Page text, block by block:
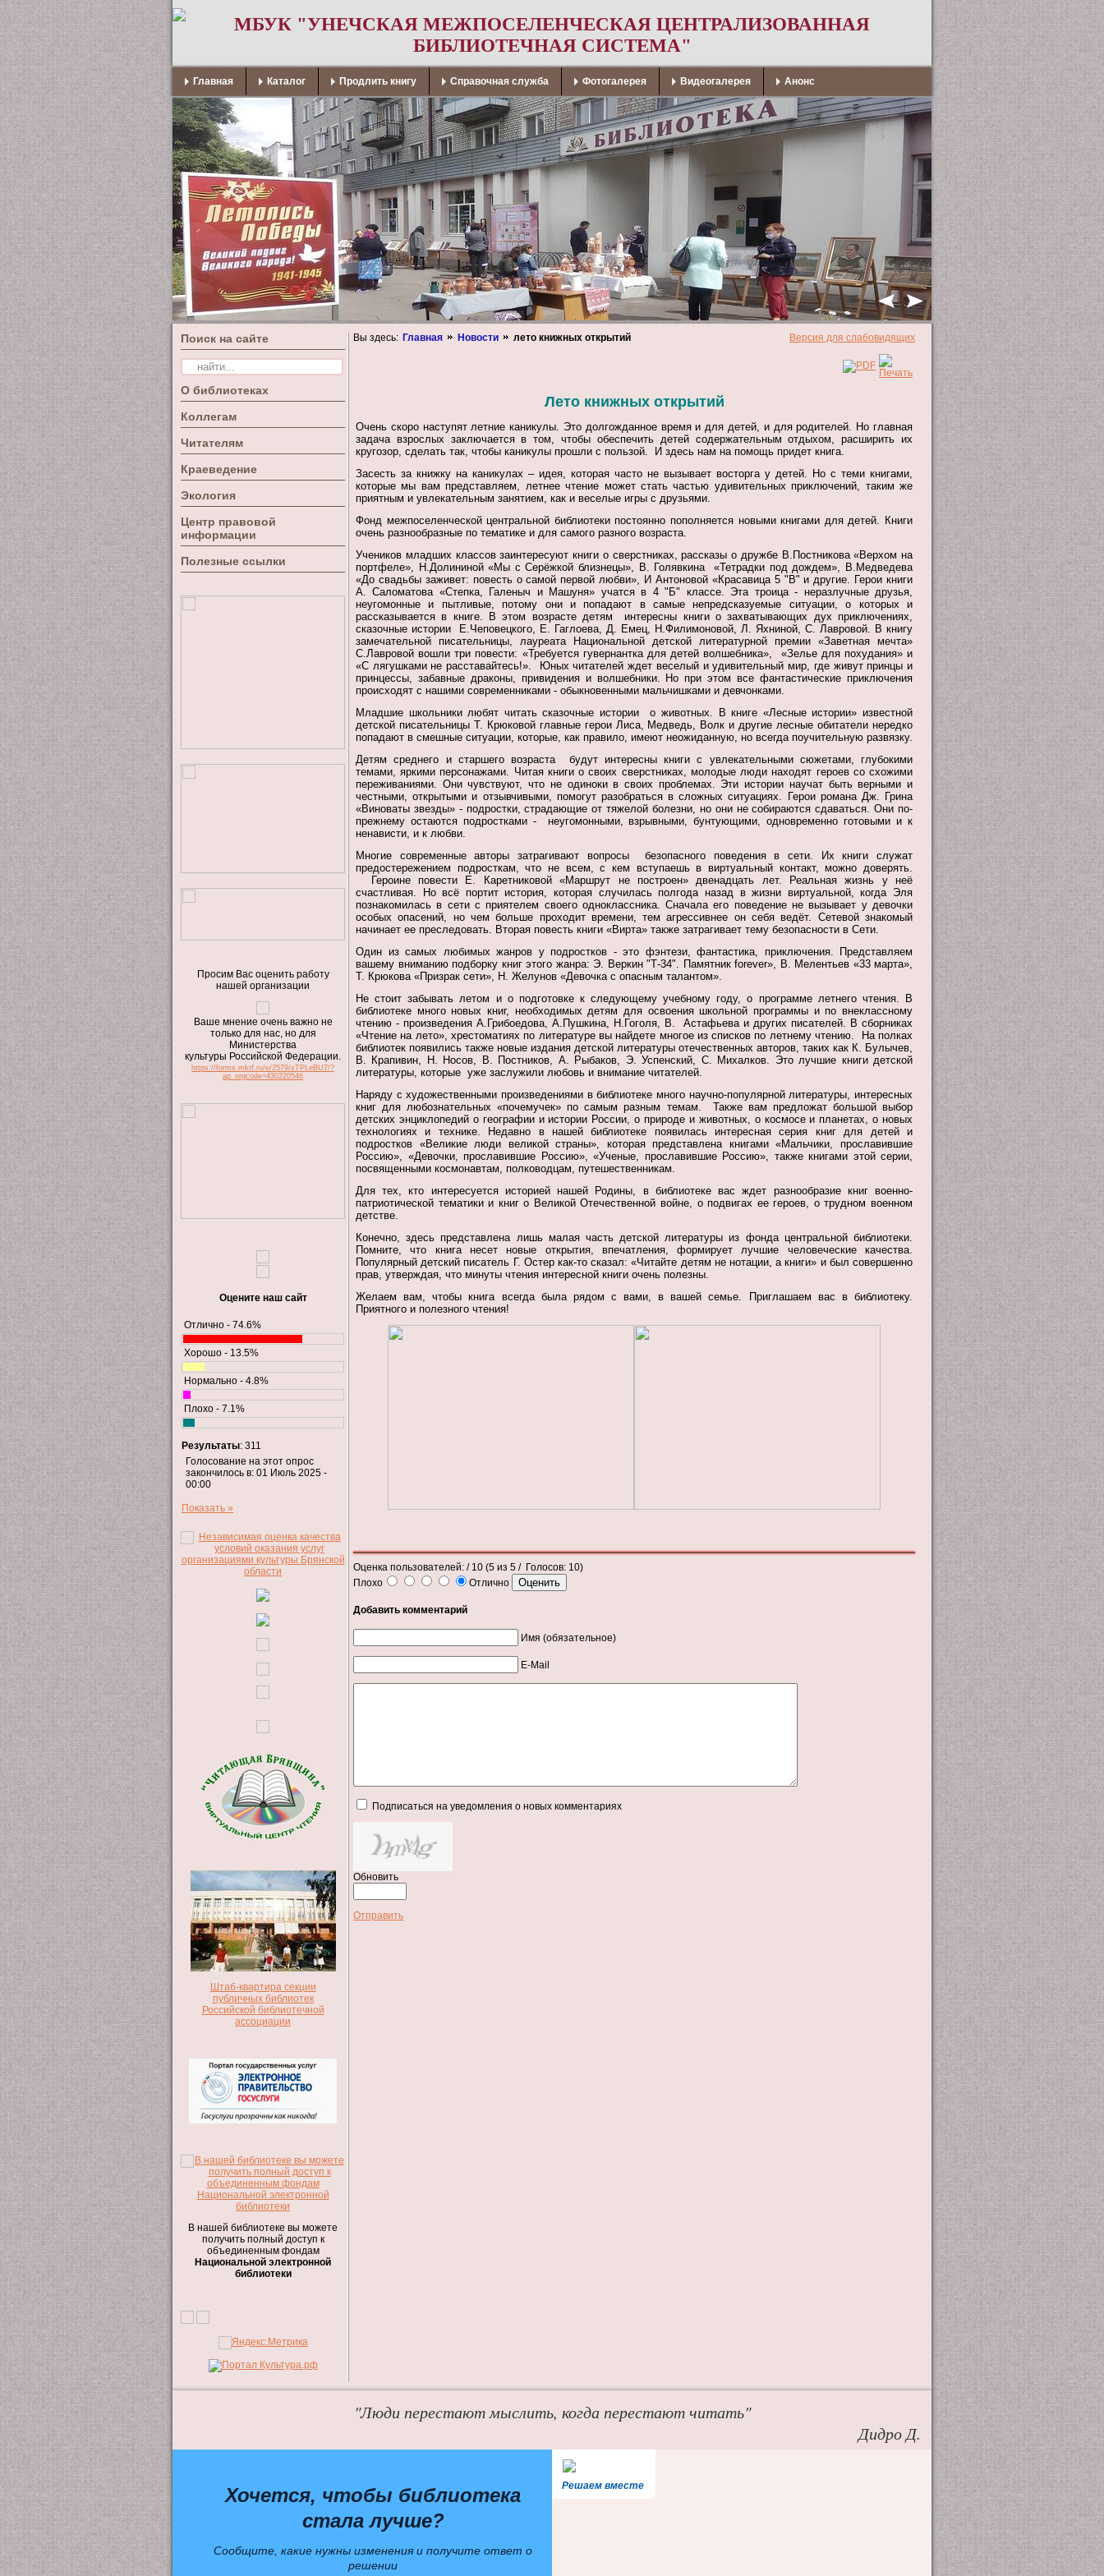
МБУК "УНЕЧСКАЯ МЕЖПОСЕЛЕНЧЕСКАЯ ЦЕНТРАЛИЗОВАННАЯ
БИБЛИОТЕЧНАЯ СИСТЕМА"
Главная Каталог Продлить книгу Справочная служба Фотогалерея Видеогалерея Анонс
Поиск на сайте
О библиотеках
Коллегам
Читателям
Краеведение
Экология
Центр правовой
информации
Полезные ссылки
Просим Вас оценить работу
нашей организации
Ваше мнение очень важно не
только для нас, но для
Министерства
культуры Российской Федерации.
https://forms.mkrf.ru/e/2579/xTPLeBU7/?
ap_orgcode=430220546
Оцените наш сайт
Отлично - 74.6%
Хорошо - 13.5%
Нормально - 4.8%
Плохо - 7.1%
Результаты: 311
Голосование на этот опрос
закончилось в: 01 Июль 2025 -
00:00
Показать »
Штаб-квартира секции
публичных библиотек
Российской библиотечной
ассоциации
В нашей библиотеке вы можете
получить полный доступ к
объединенным фондам
Национальной электронной
библиотеки
Вы здесь: Главная Новости лето книжных открытий Версия для слабовидящих
Лето книжных открытий
Очень скоро наступят летние каникулы. Это долгожданное время и для детей, и для родителей. Но главная
задача взрослых заключается в том, чтобы обеспечить детей содержательным отдыхом, расширить их
кругозор, сделать так, чтобы каникулы прошли с пользой. И здесь нам на помощь придет книга.
Засесть за книжку на каникулах – идея, которая часто не вызывает восторга у детей. Но с теми книгами,
которые мы вам представляем, летнее чтение может стать частью удивительных приключений, таким же
приятным и увлекательным занятием, как и веселые игры с друзьями.
Фонд межпоселенческой центральной библиотеки постоянно пополняется новыми книгами для детей. Книги
очень разнообразные по тематике и для самого разного возраста.
Учеников младших классов заинтересуют книги о сверстниках, рассказы о дружбе В.Постникова «Верхом на
портфеле», Н.Долининой «Мы с Серёжкой близнецы», В. Голявкина «Тетрадки под дождем», В.Медведева
«До свадьбы заживет: повесть о самой первой любви», И Антоновой «Красавица 5 "В" и другие. Герои книги
А. Саломатова «Степка, Галеныч и Машуня» учатся в 4 "Б" классе. Эта троица - неразлучные друзья,
неугомонные и пытливые, потому они и попадают в самые непредсказуемые ситуации, о которых и
рассказывается в книге. В этом возрасте детям интересны книги о захватывающих дух приключениях,
сказочные истории Е.Чеповецкого, Е. Гаглоева, Д. Емец, Н.Филимоновой, Л. Яхниной, С. Лавровой. В книгу
замечательной писательницы, лауреата Национальной детской литературной премии «Заветная мечта»
С.Лавровой вошли три повести: «Требуется гувернантка для детей волшебника», «Зелье для похудания» и
«С лягушками не расставайтесь!». Юных читателей ждет веселый и удивительный мир, где живут принцы и
принцессы, забавные драконы, привидения и волшебники. Но при этом все фантастические приключения
происходят с нашими современниками - обыкновенными мальчишками и девчонками.
Младшие школьники любят читать сказочные истории о животных. В книге «Лесные истории» известной
детской писательницы Т. Крюковой главные герои Лиса, Медведь, Волк и другие лесные обитатели нередко
попадают в смешные ситуации, которые, как правило, имеют неожиданную, но всегда поучительную развязку.
Детям среднего и старшего возраста будут интересны книги с увлекательными сюжетами, глубокими
темами, яркими персонажами. Читая книги о своих сверстниках, молодые люди находят героев со схожими
переживаниями. Они чувствуют, что не одиноки в своих проблемах. Эти истории научат быть верными и
честными, открытыми и отзывчивыми, помогут разобраться в сложных ситуациях. Герои романа Дж. Грина
«Виноваты звезды» - подростки, страдающие от тяжелой болезни, но они не собираются сдаваться. Они по-
прежнему остаются подростками - неугомонными, взрывными, бунтующими, одновременно готовыми и к
ненависти, и к любви.
Многие современные авторы затрагивают вопросы безопасного поведения в сети. Их книги служат
предостережением подросткам, что не всем, с кем вступаешь в виртуальный контакт, можно доверять.
Героине повести Е. Каретниковой «Маршрут не построен» двенадцать лет. Реальная жизнь у неё
счастливая. Но всё портит история, которая случилась полгода назад в жизни виртуальной, когда Эля
познакомилась в сети с приятелем своего одноклассника. Сначала его поведение не вызывает у девочки
особых опасений, но чем больше проходит времени, тем агрессивнее он себя ведёт. Сетевой знакомый
начинает ее преследовать. Вторая повесть книги «Вирта» также затрагивает тему безопасности в Сети.
Один из самых любимых жанров у подростков - это фэнтези, фантастика, приключения. Представляем
вашему вниманию подборку книг этого жанра: Э. Веркин "Т-34". Памятник forever», В. Мелентьев «33 марта»,
Т. Крюкова «Призрак сети», Н. Желунов «Девочка с опасным талантом».
Не стоит забывать летом и о подготовке к следующему учебному году, о программе летнего чтения. В
библиотеке много новых книг, необходимых детям для освоения школьной программы и по внеклассному
чтению - произведения А.Грибоедова, А.Пушкина, Н.Гоголя, В. Астафьева и других писателей. В сборниках
«Чтение на лето», хрестоматиях по литературе вы найдете многое из списков по летнему чтению. На полках
библиотек появились также новые издания детской литературы отечественных авторов, таких как К. Булычев,
В. Крапивин, Н. Носов, В. Постников, А. Рыбаков, Э. Успенский, С. Михалков. Это лучшие книги детской
литературы, которые уже заслужили любовь и внимание читателей.
Наряду с художественными произведениями в библиотеке много научно-популярной литературы, интересных
книг для любознательных «почемучек» по самым разным темам. Также вам предложат большой выбор
детских энциклопедий о географии и истории России, о природе и животных, о космосе и планетах, о новых
технологиях и технике. Недавно в нашей библиотеке появилась интересная серия книг для детей и
подростков «Великие люди великой страны», которая представлена книгами «Мальчики, прославившие
Россию», «Девочки, прославившие Россию», «Ученые, прославившие Россию», также книгами этой серии,
посвященными космонавтам, полководцам, путешественникам.
Для тех, кто интересуется историей нашей Родины, в библиотеке вас ждет разнообразие книг военно-
патриотической тематики и книг о Великой Отечественной войне, о подвигах ее героев, о трудном военном
детстве.
Конечно, здесь представлена лишь малая часть детской литературы из фонда центральной библиотеки.
Помните, что книга несет новые открытия, впечатления, формирует лучшие человеческие качества.
Популярный детский писатель Г. Остер как-то сказал: «Читайте детям не нотации, а книги» и был совершенно
прав, утверждая, что минуты чтения интересной книги очень полезны.
Желаем вам, чтобы книга всегда была рядом с вами, в вашей семье. Приглашаем вас в библиотеку.
Приятного и полезного чтения!
Оценка пользователей: / 10 (5 из 5 / Голосов: 10)
Плохо
Отлично
Добавить комментарий
Имя (обязательное)
E-Mail
Подписаться на уведомления о новых комментариях
Обновить
Отправить
"Люди перестают мыслить, когда перестают читать"
Дидро Д.
Решаем вместе
Хочется, чтобы библиотека
стала лучше?
Сообщите, какие нужны изменения и получите ответ о
решении